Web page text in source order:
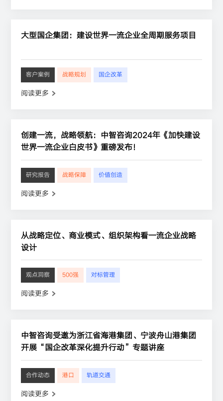
大型国企集团：建设世界一流企业全周期服务项目
客户案例 战略规划 国企改革
阅读更多
创建一流，战略领航：中智咨询2024年《加快建设
世界一流企业白皮书》重磅发布！
研究报告 战略保障 价值创造
阅读更多
从战略定位、商业模式、组织架构看一流企业战略
设计
观点洞察 500强 对标管理
阅读更多
中智咨询受邀为浙江省海港集团、宁波舟山港集团
开展“国企改革深化提升行动”专题讲座
合作动态 港口 轨道交通
阅读更多